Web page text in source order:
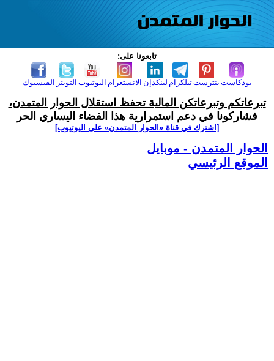
تابعونا على:
الفيسبوك التويتر اليوتيوب الانستغرام لينكدإن تيلكرامبنترست بودكاست
تبرعاتكم وتبرعاتكن المالية تحفظ استقلال الحوار المتمدن،
فشاركونا في دعم استمرارية هذا الفضاء اليساري الحر
[اشترك في قناة ‫«الحوار المتمدن» على اليوتيوب]
الحوار المتمدن - موبايل
الموقع الرئيسي